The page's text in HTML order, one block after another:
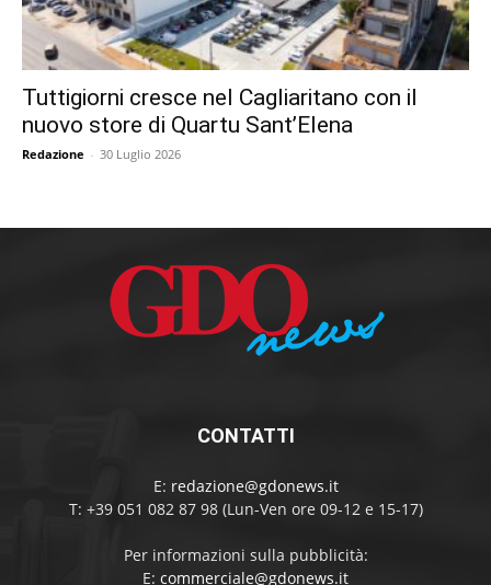
Tuttigiorni cresce nel Cagliaritano con il
nuovo store di Quartu Sant’Elena
Redazione - 30 Luglio 2026
CONTATTI
E: redazione@gdonews.it
T: +39 051 082 87 98 (Lun-Ven ore 09-12 e 15-17)
Per informazioni sulla pubblicità:
E: commerciale@gdonews.it